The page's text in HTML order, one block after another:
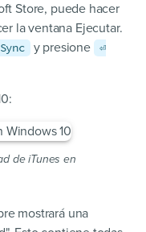
Store, puede hacer
la ventana Ejecutar.
y presione
⏎
de iTunes en
mostrará una